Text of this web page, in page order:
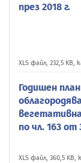
през 2018 г.
XLS файл, 232,5 KB,
Годишен
по чл. 163 от
XLS файл, 360,5 KB,